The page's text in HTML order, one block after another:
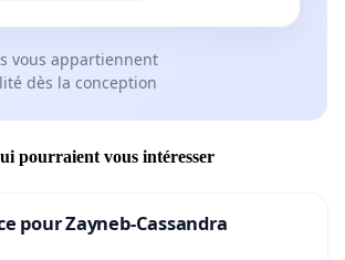
vous appartiennent
dès la conception
pourraient vous intéresser
pour Zayneb-Cassandra